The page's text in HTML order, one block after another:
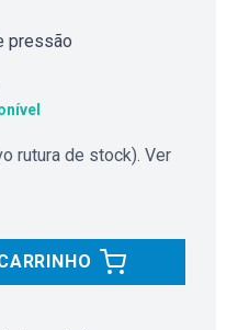
pressão
rutura de stock). Ver